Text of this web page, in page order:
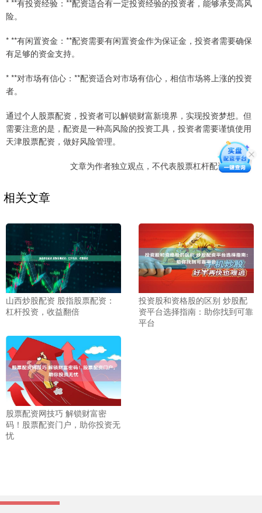
* **有投资经验：**配资适合有一定投资经验的投资者，能够承受高风
险。
* **有闲置资金：**配资需要有闲置资金作为保证金，投资者需要确保
有足够的资金支持。
* **对市场有信心：**配资适合对市场有信心，相信市场将上涨的投资
者。
通过个人股票配资，投资者可以解锁财富新境界，实现投资梦想。但
需要注意的是，配资是一种高风险的投资工具，投资者需要谨慎使用
天津股票配资，做好风险管理。
文章为作者独立观点，不代表股票杠杆配资网观点
相关文章
山西炒股配资 股指股票配资：
杠杆投资，收益翻倍
投资股和资格股的区别 炒股配
资平台选择指南：助你找到可靠
平台
股票配资网技巧 解锁财富密
码！股票配资门户，助你投资无
忧